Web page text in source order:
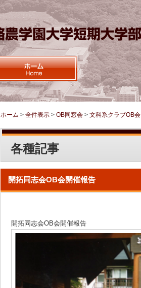
ホーム > 全件表示 > OB同窓会 > 文科系クラブOB会
各種記事
開拓同志会OB会開催報告
開拓同志会OB会開催報告